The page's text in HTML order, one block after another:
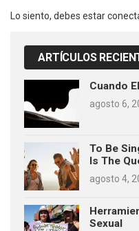
Lo siento, debes estar
ARTÍCULOS
Cuando
agosto 6,
To Be
Is The
agosto 4,
Sexual